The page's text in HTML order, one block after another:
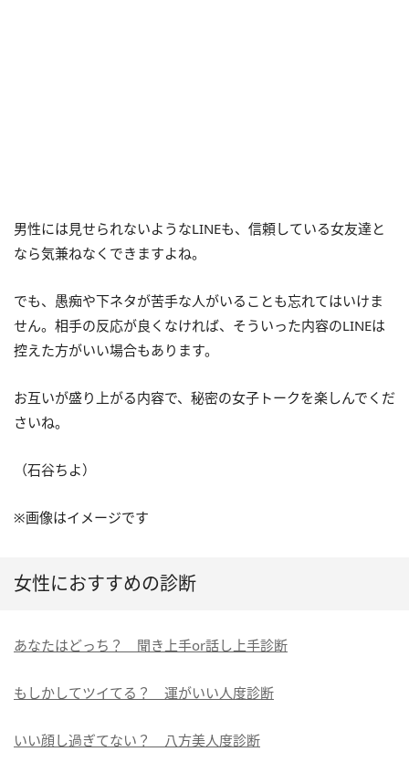
男性には見せられないようなLINEも、信頼している女友達と
なら気兼ねなくできますよね。
でも、愚痴や下ネタが苦手な人がいることも忘れてはいけま
せん。相手の反応が良くなければ、そういった内容のLINEは
控えた方がいい場合もあります。
お互いが盛り上がる内容で、秘密の女子トークを楽しんでくだ
さいね。
（石谷ちよ）
※画像はイメージです
女性におすすめの診断
あなたはどっち？ 聞き上手or話し上手診断
もしかしてツイてる？ 運がいい人度診断
いい顔し過ぎてない？ 八方美人度診断